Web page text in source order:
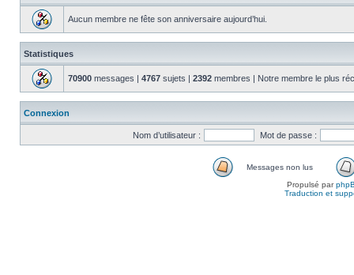
Aucun membre ne fête son anniversaire aujourd’hui.
Statistiques
70900 messages | 4767 sujets | 2392 membres | Notre membre le plus
Connexion
Nom d’utilisateur : Mot de passe :
Messages non lus
Propulsé par
Traduction et